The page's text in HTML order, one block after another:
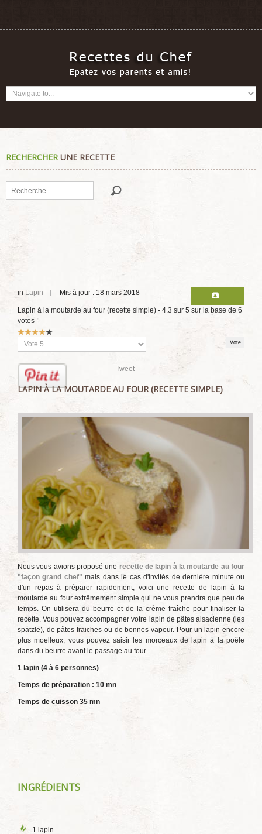
RECHERCHERUNE RECETTE
Rechercher
in Lapin Mis à jour : 18 mars 2018
Lapin à la moutarde au four (recette simple) - 4.3 sur 5 sur la base de 6
votes
Vote
utilisateur:
Veuillez
voter
Tweet
LAPIN À LA MOUTARDE AU FOUR (RECETTE SIMPLE)
Nous vous avions proposé une recette de lapin à la moutarde au four
"façon grand chef" mais dans le cas d'invités de dernière minute ou
d'un repas à préparer rapidement, voici une recette de lapin à la
moutarde au four extrêmement simple qui ne vous prendra que peu de
temps. On utilisera du beurre et de la crème fraîche pour finaliser la
recette. Vous pouvez accompagner votre lapin de pâtes alsacienne (les
spätzle), de pâtes fraiches ou de bonnes vapeur. Pour un lapin encore
plus moelleux, vous pouvez saisir les morceaux de lapin à la poêle
dans du beurre avant le passage au four.
1 lapin (4 à 6 personnes)
Temps de préparation : 10 mn
Temps de cuisson 35 mn
INGRÉDIENTS
1 lapin